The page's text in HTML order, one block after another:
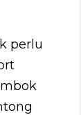
perlu